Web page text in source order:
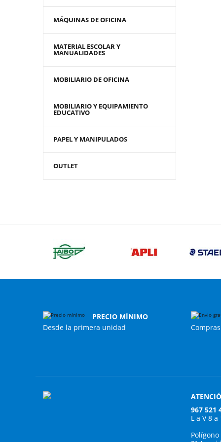
MÁQUINAS DE OFICINA
MATERIAL ESCOLAR Y
MANUALIDADES
MOBILIARIO DE OFICINA
MOBILIARIO Y EQUIPAMIENTO
EDUCATIVO
PAPEL Y MANIPULADOS
OUTLET
PRECIO MÍNIMO
Desde la primera unidad
967 521
L a V 8